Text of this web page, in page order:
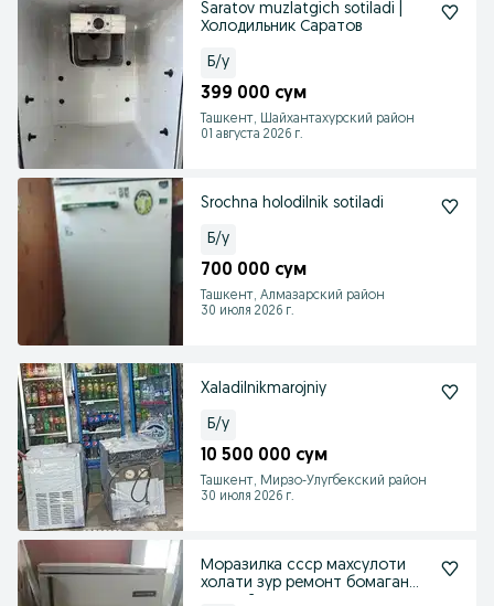
Saratov muzlatgich sotiladi |
Холодильник Саратов
Б/у
399 000 сум
Ташкент, Шайхантахурский район
01 августа 2026 г.
Srochna holodilnik sotiladi
Б/у
700 000 сум
Ташкент, Алмазарский район
30 июля 2026 г.
Xaladilnikmarojniy
Б/у
10 500 000 сум
Ташкент, Мирзо-Улугбекский район
30 июля 2026 г.
Моразилка ссср махсулоти
холати зур ремонт бомаган